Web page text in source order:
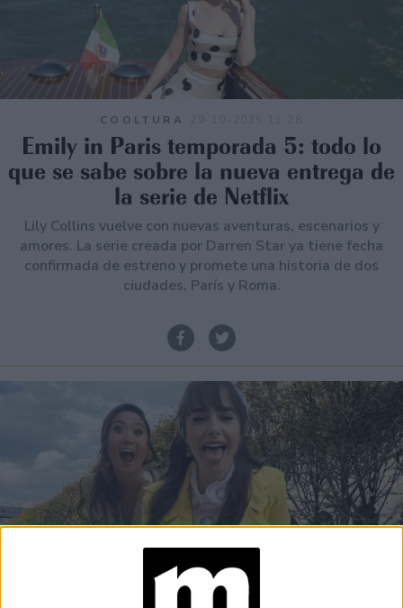
COOLTURA
Emily in Paris temporada 5: todo lo
que se sabe sobre la nueva entrega de
la serie de Netflix
Lily Collins vuelve con nuevas aventuras, escenarios y
amores. La serie creada por Darren Star ya tiene fecha
confirmada de estreno y promete una historia de dos
ciudades, París y Roma.